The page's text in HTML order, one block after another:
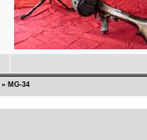
» MG-34